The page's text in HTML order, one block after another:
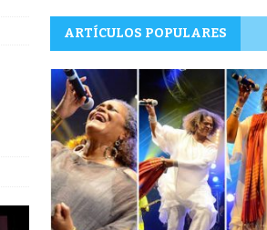
ARTÍCULOS POPULARES